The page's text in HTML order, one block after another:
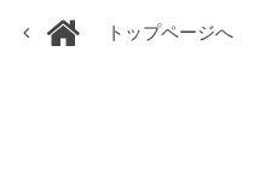
トップページへ